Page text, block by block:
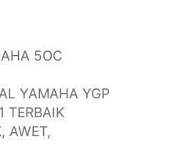
5OC
YAMAHA YGP
TERBAIK
AWET,